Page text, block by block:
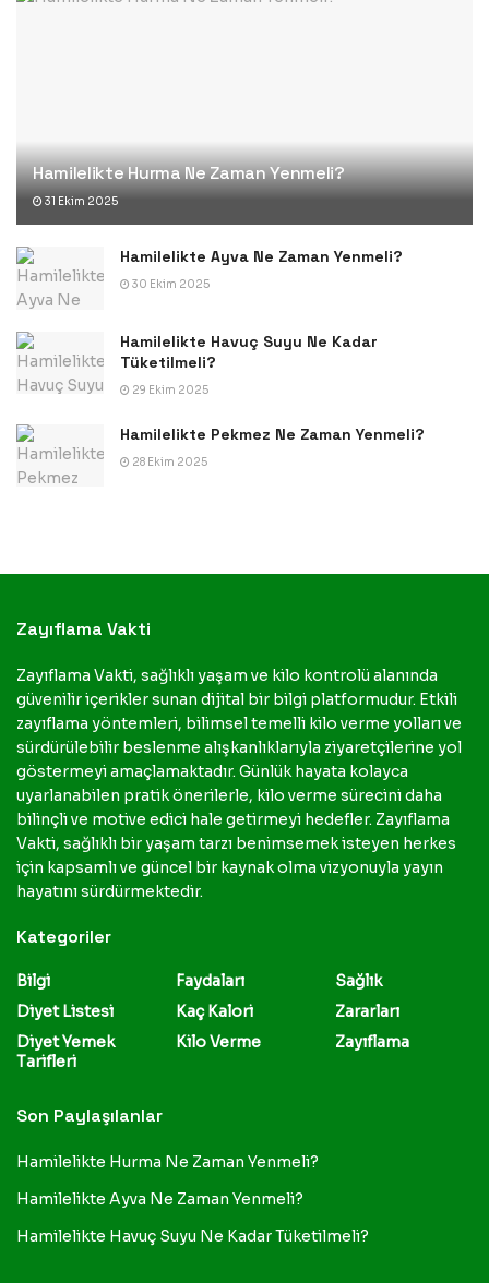
Hamilelikte Hurma Ne Zaman Yenmeli?
31 Ekim 2025
Hamilelikte Ayva Ne Zaman Yenmeli?
30 Ekim 2025
Hamilelikte Havuç Suyu Ne Kadar
Tüketilmeli?
29 Ekim 2025
Hamilelikte Pekmez Ne Zaman Yenmeli?
28 Ekim 2025
Zayıflama Vakti
Zayıflama Vakti, sağlıklı yaşam ve kilo kontrolü alanında
güvenilir içerikler sunan dijital bir bilgi platformudur. Etkili
zayıflama yöntemleri, bilimsel temelli kilo verme yolları ve
sürdürülebilir beslenme alışkanlıklarıyla ziyaretçilerine yol
göstermeyi amaçlamaktadır. Günlük hayata kolayca
uyarlanabilen pratik önerilerle, kilo verme sürecini daha
bilinçli ve motive edici hale getirmeyi hedefler. Zayıflama
Vakti, sağlıklı bir yaşam tarzı benimsemek isteyen herkes
için kapsamlı ve güncel bir kaynak olma vizyonuyla yayın
hayatını sürdürmektedir.
Kategoriler
Bilgi
Diyet Listesi
Diyet Yemek
Tarifleri
Faydaları
Kaç Kalori
Kilo Verme
Sağlık
Zararları
Zayıflama
Son Paylaşılanlar
Hamilelikte Hurma Ne Zaman Yenmeli?
Hamilelikte Ayva Ne Zaman Yenmeli?
Hamilelikte Havuç Suyu Ne Kadar Tüketilmeli?